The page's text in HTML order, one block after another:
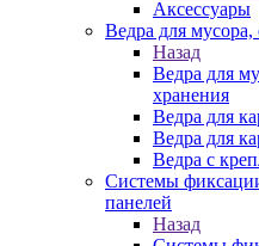
Аксессуары
Ведра для
Назад
Ведра для
хранения
Ведра для
Ведра для
Ведра с
Системы
панелей
Назад